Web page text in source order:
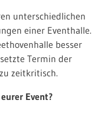
unterschiedlichen
einer Eventhalle.
besser
Termin der
zeitkritisch.
Event?